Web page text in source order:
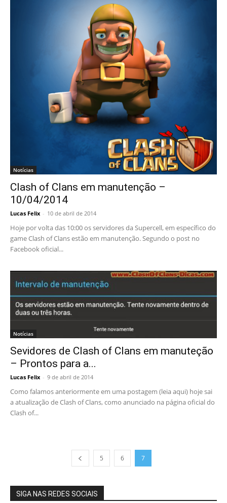
Notícias
Clash of Clans em manutenção –
10/04/2014
Lucas Felix - 10 de abril de 2014
Hoje por volta das 10:00 os servidores da Supercell, em específico do
game Clash of Clans estão em manutenção. Segundo o post no
Facebook oficial...
Notícias
Sevidores de Clash of Clans em manuteção
– Prontos para a...
Lucas Felix - 9 de abril de 2014
Como falamos anteriormente em uma postagem (leia aqui) hoje sai
a atualização de Clash of Clans, como anunciado na página oficial do
Clash of...
5 6 7
SIGA NAS REDES SOCIAIS